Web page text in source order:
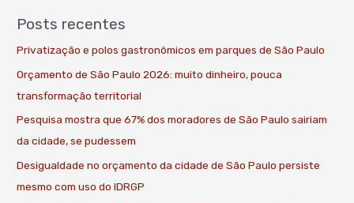
Posts recentes
Privatização e polos gastronômicos em parques de São Paulo
Orçamento de São Paulo 2026: muito dinheiro, pouca
transformação territorial
Pesquisa mostra que 67% dos moradores de São Paulo sairiam
da cidade, se pudessem
Desigualdade no orçamento da cidade de São Paulo persiste
mesmo com uso do IDRGP